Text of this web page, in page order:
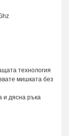
технология
мишката без
и дясна ръка